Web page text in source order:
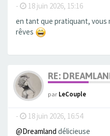
- 18 juin 2026, 15:16
en tant que pratiquant, vous
rêves
RE:
parLeCouple
- 18 juin 2026, 16:54
@Dreamland délicieuse